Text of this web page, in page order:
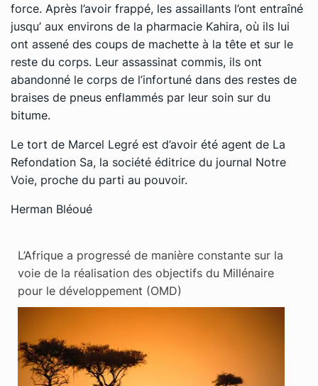
force. Après l’avoir frappé, les assaillants l’ont entraîné
jusqu’ aux environs de la pharmacie Kahira, où ils lui
ont assené des coups de machette à la tête et sur le
reste du corps. Leur assassinat commis, ils ont
abandonné le corps de l’infortuné dans des restes de
braises de pneus enflammés par leur soin sur du
bitume.
Le tort de Marcel Legré est d’avoir été agent de La
Refondation Sa, la société éditrice du journal Notre
Voie, proche du parti au pouvoir.
Herman Bléoué
L’Afrique a progressé de manière constante sur la
voie de la réalisation des objectifs du Millénaire
pour le développement (OMD)